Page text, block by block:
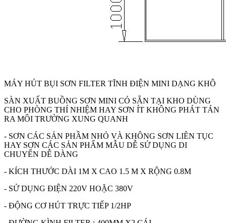
MÁY HÚT BỤI SƠN FILTER TĨNH ĐIỆN MINI DẠNG KHÔ
SÀN XUẤT BUỒNG SƠN MINI CÓ SẴN TẠI KHO DÙNG
CHO PHÒNG THÍ NHIỆM HAY SƠN ÍT KHÔNG PHÁT TÁN
RA MÔI TRƯỜNG XUNG QUANH
- SƠN CÁC SẢN PHẦM NHỎ VÀ KHÔNG SƠN LIÊN TỤC
HAY SƠN CÁC SẢN PHẨM MẪU DỄ SỬ DỤNG DI
CHUYỂN DỄ DÀNG
- KÍCH THƯỚC DÀI 1M X CAO 1.5 M X RỘNG 0.8M
- SỬ DỤNG ĐIỆN 220V HOẶC 380V
- ĐỘNG CƠ HÚT TRỰC TIẾP 1/2HP